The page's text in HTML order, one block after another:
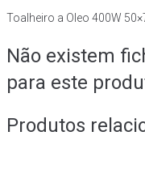
Oleo
50x70
Toalheiro a Oleo 400W
Não existem
para este
Produtos